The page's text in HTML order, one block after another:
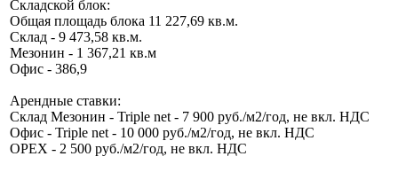
Складской блок:
Общая площадь блока 11 227,69 кв.м.
Склад - 9 473,58 кв.м.
Мезонин - 1 367,21 кв.м
Офис - 386,9
Арендные ставки:
Склад Мезонин - Triple net - 7 900 руб./м2/год, не вкл. НДС
Офис - Triple net - 10 000 руб./м2/год, не вкл. НДС
OPEX - 2 500 руб./м2/год, не вкл. НДС